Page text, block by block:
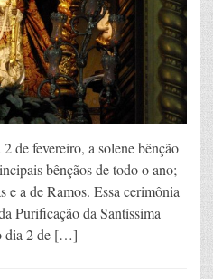
de fevereiro, a solene bênção
bênçãos de todo o ano;
e a de Ramos. Essa cerimônia
Purificação da Santíssima
dia 2 de […]